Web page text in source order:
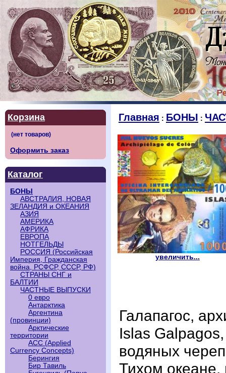
Корзина
Оформить заказ
Каталог
БОНЫ
АВСТРАЛИЯ, НОВАЯ
ЗЕЛАНДИЯ и ОКЕАНИЯ
АЗИЯ
АМЕРИКА
АФРИКА
ЕВРОПА
НОТГЕЛЬДЫ
РОССИЯ (Российская
Империя, Гражданская
война, РСФСР, СССР, РФ)
СТРАНЫ СНГ и
БАЛТИИ
ЧАСТНЫЕ ВЫПУСКИ
0 евро
Антарктика
Аргентина
(провинции)
Арктические
территории
АСС (Applied
Currency Concepts)
Берингия
Бир Тавиль
Главная : БОНЫ :
увеличить...
Галапагос,
Islas
водяных
Тихом океане,